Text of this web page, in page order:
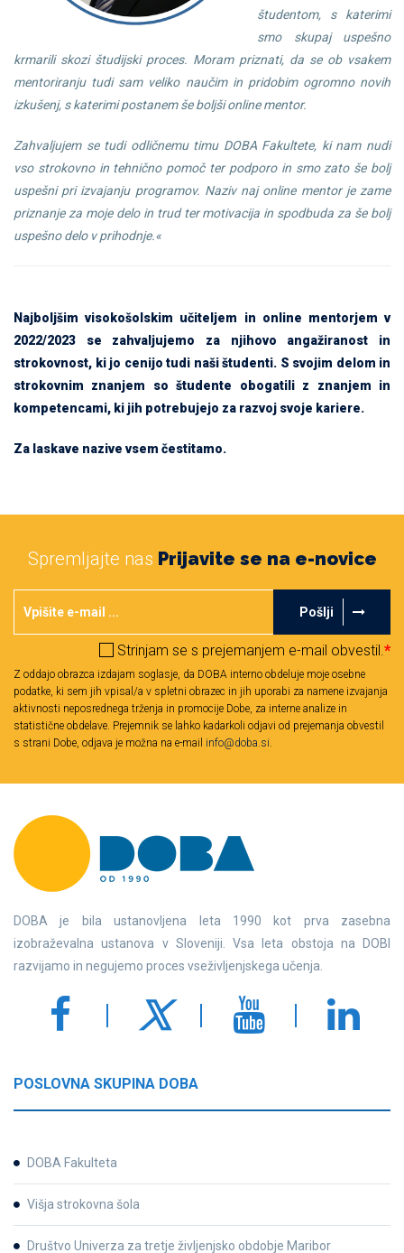
študentom, s katerimi
smo skupaj uspešno
krmarili skozi študijski proces. Moram priznati, da se ob vsakem
mentoriranju tudi sam veliko naučim in pridobim ogromno novih
izkušenj, s katerimi postanem še boljši online mentor.
Zahvaljujem se tudi odličnemu timu DOBA Fakultete, ki nam nudi
vso strokovno in tehnično pomoč ter podporo in smo zato še bolj
uspešni pri izvajanju programov. Naziv naj online mentor je zame
priznanje za moje delo in trud ter motivacija in spodbuda za še bolj
uspešno delo v prihodnje.«
Najboljšim visokošolskim učiteljem in online mentorjem v
2022/2023 se zahvaljujemo za njihovo angažiranost in
strokovnost, ki jo cenijo tudi naši študenti. S svojim delom in
strokovnim znanjem so študente obogatili z znanjem in
kompetencami, ki jih potrebujejo za razvoj svoje kariere.
Za laskave nazive vsem čestitamo.
Spremljajte nas Prijavite se na e-novice
Pošlji
Strinjam se s prejemanjem e-mail obvestil.*
Z oddajo obrazca izdajam soglasje, da DOBA interno obdeluje moje osebne
podatke, ki sem jih vpisal/a v spletni obrazec in jih uporabi za namene izvajanja
aktivnosti neposrednega trženja in promocije Dobe, za interne analize in
statistične obdelave. Prejemnik se lahko kadarkoli odjavi od prejemanja obvestil
s strani Dobe, odjava je možna na e-mail info@doba.si.
DOBA je bila ustanovljena leta 1990 kot prva zasebna
izobraževalna ustanova v Sloveniji. Vsa leta obstoja na DOBI
razvijamo in negujemo proces vseživljenjskega učenja.
POSLOVNA SKUPINA DOBA
DOBA Fakulteta
Višja strokovna šola
Društvo Univerza za tretje življenjsko obdobje Maribor